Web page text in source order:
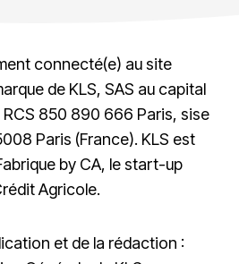
connecté(e) au site
de KLS, SAS au capital
850 890 666 Paris, sise
Paris (France). KLS est
by CA, le start-up
Agricole.
et de la rédaction :